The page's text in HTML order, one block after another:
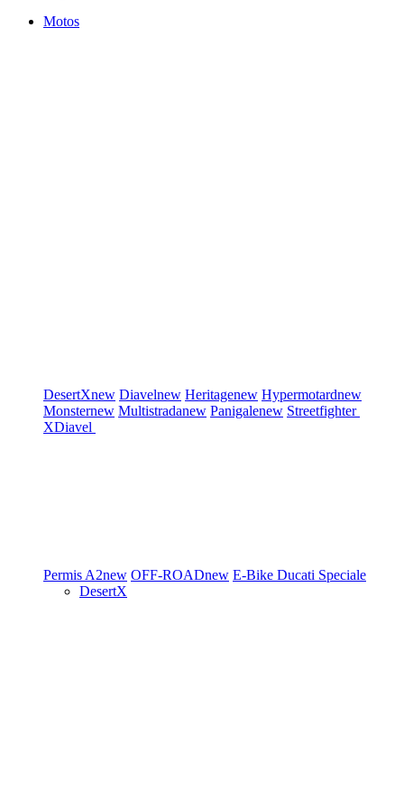
Motos
DesertXnew Diavelnew Heritagenew Hypermotardnew
Monsternew Multistradanew Panigalenew Streetfighter
XDiavel
Permis A2new OFF-ROADnew E-Bike Ducati Speciale
DesertX